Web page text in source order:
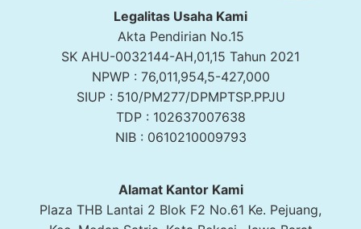
Legalitas Usaha Kami
Akta Pendirian No.15
SK AHU-0032144-AH,01,15 Tahun 2021
NPWP : 76,011,954,5-427,000
SIUP : 510/PM277/DPMPTSP.PPJU
TDP : 102637007638
NIB : 0610210009793
Alamat Kantor Kami
Plaza THB Lantai 2 Blok F2 No.61 Ke. Pejuang,